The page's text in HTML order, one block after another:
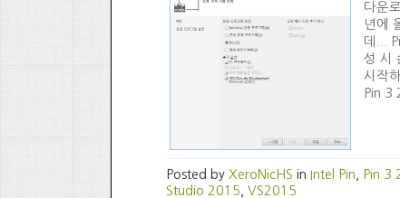
다운
년에
데...
성 시
시작
Pin
Posted by XeroNicHS in Intel Pin Pin
Studio 2015
VS2015